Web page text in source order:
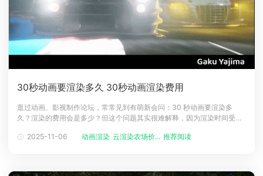
30秒动画要渲染多久 30秒动画渲染费用
逛过动画、影视制作论坛，常常见到有萌新会问：30 秒动画要渲染多
久？渲染的费用会是多少？但这个问题其实很难解释，因为渲染时间受到
及并行处理方法等等。今天，小编就来具体探讨这个问题，随便也向萌新
2025-11-06 动画渲染 云渲染农场价... 推荐阅读